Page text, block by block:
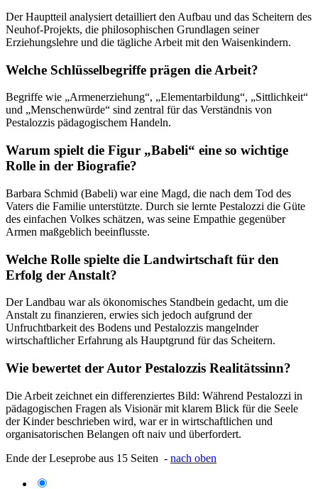
Der Hauptteil analysiert detailliert den Aufbau und das Scheitern des
Neuhof-Projekts, die philosophischen Grundlagen seiner
Erziehungslehre und die tägliche Arbeit mit den Waisenkindern.
Welche Schlüsselbegriffe prägen die Arbeit?
Begriffe wie „Armenerziehung“, „Elementarbildung“, „Sittlichkeit“
und „Menschenwürde“ sind zentral für das Verständnis von
Pestalozzis pädagogischem Handeln.
Warum spielt die Figur „Babeli“ eine so wichtige
Rolle in der Biografie?
Barbara Schmid (Babeli) war eine Magd, die nach dem Tod des
Vaters die Familie unterstützte. Durch sie lernte Pestalozzi die Güte
des einfachen Volkes schätzen, was seine Empathie gegenüber
Armen maßgeblich beeinflusste.
Welche Rolle spielte die Landwirtschaft für den
Erfolg der Anstalt?
Der Landbau war als ökonomisches Standbein gedacht, um die
Anstalt zu finanzieren, erwies sich jedoch aufgrund der
Unfruchtbarkeit des Bodens und Pestalozzis mangelnder
wirtschaftlicher Erfahrung als Hauptgrund für das Scheitern.
Wie bewertet der Autor Pestalozzis Realitätssinn?
Die Arbeit zeichnet ein differenziertes Bild: Während Pestalozzi in
pädagogischen Fragen als Visionär mit klarem Blick für die Seele
der Kinder beschrieben wird, war er in wirtschaftlichen und
organisatorischen Belangen oft naiv und überfordert.
Ende der Leseprobe aus 15 Seiten - nach oben